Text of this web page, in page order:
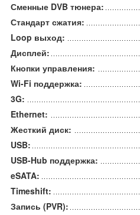
Сменные DVB тюнера:
Стандарт сжатия:
Loop выход:
Дисплей:
Кнопки управления:
Wi-Fi поддержка:
3G:
Ethernet:
Жесткий диск:
USB:
USB-Hub поддержка:
eSATA:
Timeshift:
Запись (PVR):